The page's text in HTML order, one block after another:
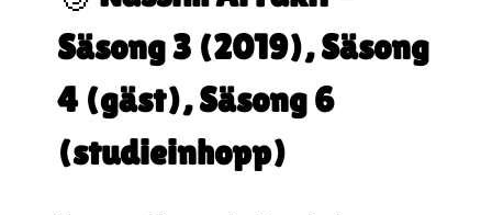
Säsong 3 (2019), Säsong
4 (gäst), Säsong 6
(studieinhopp)